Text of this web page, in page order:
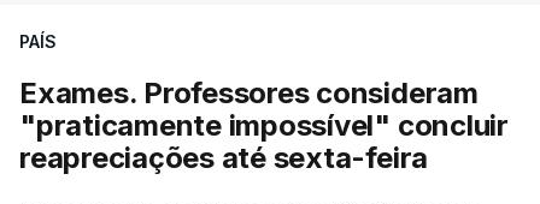
PAÍS
Exames. Professores consideram
"praticamente impossível" concluir
reapreciações até sexta-feira